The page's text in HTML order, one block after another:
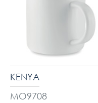
MO9708
KENYA